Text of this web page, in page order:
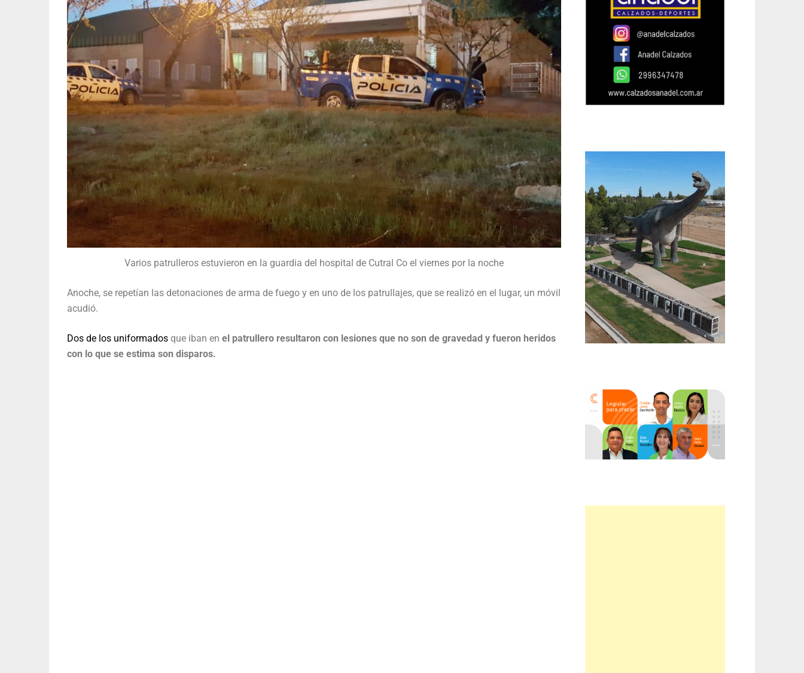
Varios patrulleros estuvieron en la guardia del hospital de Cutral Co el viernes por la noche
Anoche, se repetían las detonaciones de arma de fuego y en uno de los patrullajes, que se realizó en el lugar, un móvil
acudió.
Dos de los uniformados que iban en el patrullero resultaron con lesiones que no son de gravedad y fueron heridos
con lo que se estima son disparos.